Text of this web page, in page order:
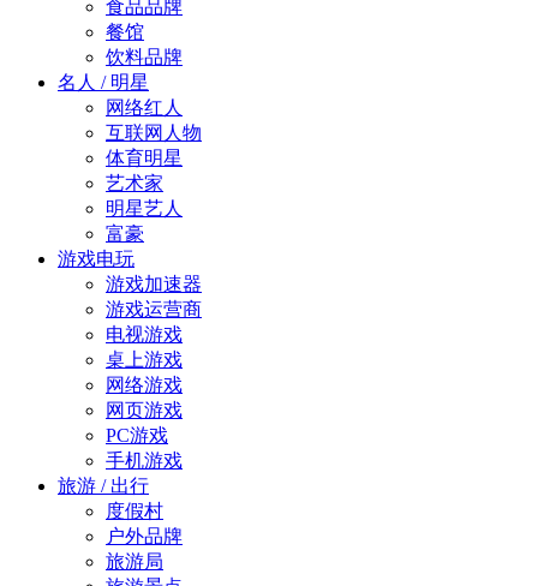
食品品牌
餐馆
饮料品牌
名人 / 明星
网络红人
互联网人物
体育明星
艺术家
明星艺人
富豪
游戏电玩
游戏加速器
游戏运营商
电视游戏
桌上游戏
网络游戏
网页游戏
PC游戏
手机游戏
旅游 / 出行
度假村
户外品牌
旅游局